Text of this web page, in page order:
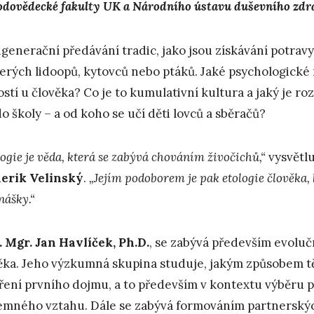
fakulty UK a Národního ústavu duševního
předávání tradic, jako jsou získávání
lidoopů, kytovců nebo ptáků. Jaké
u člověka? Co je to kumulativní kultura a jaký je
školy – a od koho se učí děti lovců a sběračů?
je věda, která se zabývá chováním živočichů,“
Velinský. „Jejím podoborem je pak etologie
Mgr. Jan Havlíček, Ph.D., se zabývá především
Jeho výzkumná skupina studuje, jakým způsobem
prvního dojmu, a to především v kontextu výběru
vztahu. Dále se zabývá formováním